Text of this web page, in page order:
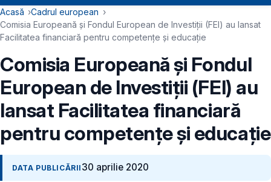
Navigație principală
Cale de navigare
Acasă
Cadrul european
Comisia Europeană și Fondul European de Investiții (FEI) au lansat
Facilitatea financiară pentru competențe și educație
Comisia Europeană și Fondul
European de Investiții (FEI) au
lansat Facilitatea financiară
pentru competențe și educație
DATA PUBLICĂRII 30 aprilie 2020